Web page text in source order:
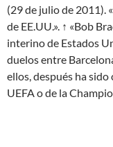
(29 de julio de 2011).
de EE.UU.». ↑ «Bob
interino de Estados
duelos entre
ellos, después ha
UEFA o de la